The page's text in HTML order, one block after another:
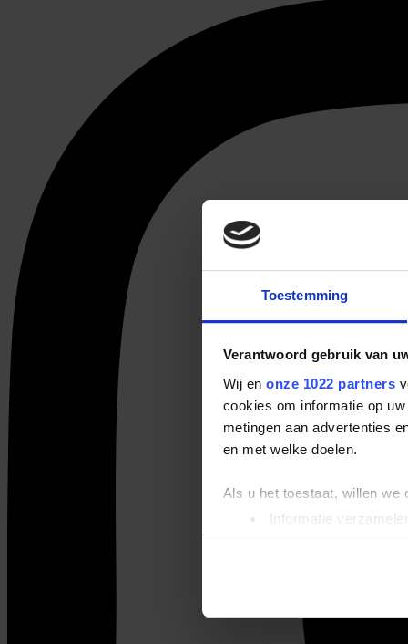
Toestemming
Verantwoord gebruik van
Wij en onze 1022 partners
cookies om informatie op
metingen aan advertenties
en met welke doelen.
Als u het toestaat, willen we
Informatie
Uw apparaat
Lees meer over hoe uw
We gebruiken cookies om